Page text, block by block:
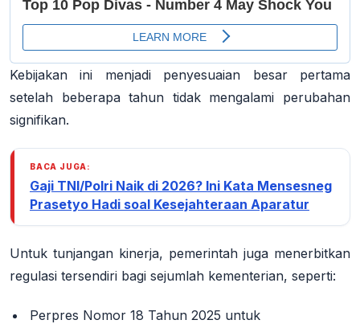
Kebijakan ini menjadi penyesuaian besar pertama
setelah beberapa tahun tidak mengalami perubahan
signifikan.
BACA JUGA:
Gaji TNI/Polri Naik di 2026? Ini Kata Mensesneg
Prasetyo Hadi soal Kesejahteraan Aparatur
Untuk tunjangan kinerja, pemerintah juga menerbitkan
regulasi tersendiri bagi sejumlah kementerian, seperti:
Perpres Nomor 18 Tahun 2025 untuk